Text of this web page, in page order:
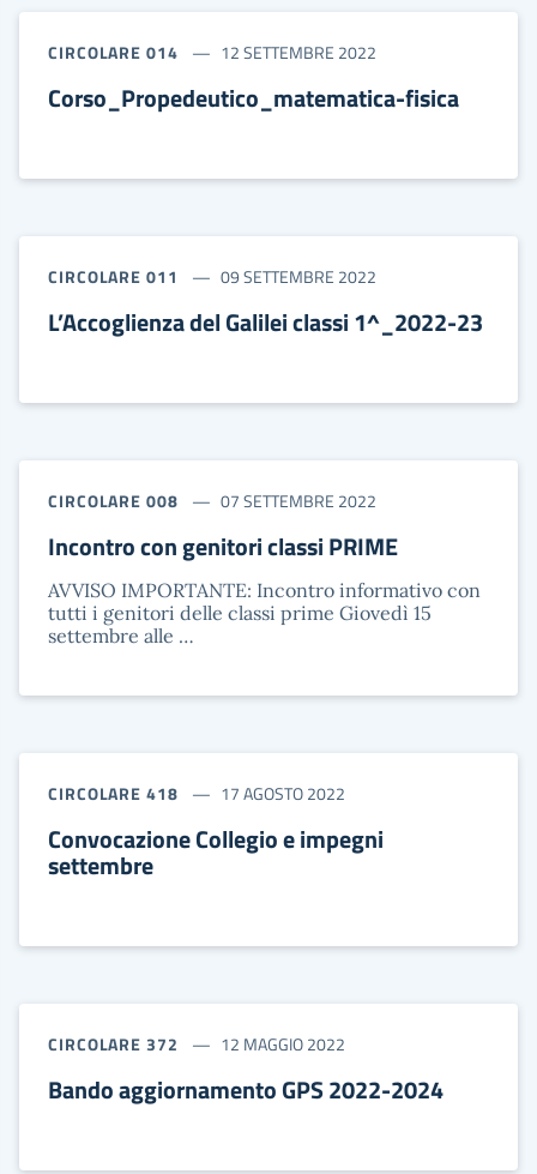
CIRCOLARE 014 12 SETTEMBRE 2022
Corso_Propedeutico_matematica-fisica
CIRCOLARE 011 09 SETTEMBRE 2022
L’Accoglienza del Galilei classi 1^_2022-23
CIRCOLARE 008 07 SETTEMBRE 2022
Incontro con genitori classi PRIME
AVVISO IMPORTANTE: Incontro informativo con
tutti i genitori delle classi prime Giovedì 15
settembre alle …
CIRCOLARE 418 17 AGOSTO 2022
Convocazione Collegio e impegni
settembre
CIRCOLARE 372 12 MAGGIO 2022
Bando aggiornamento GPS 2022-2024